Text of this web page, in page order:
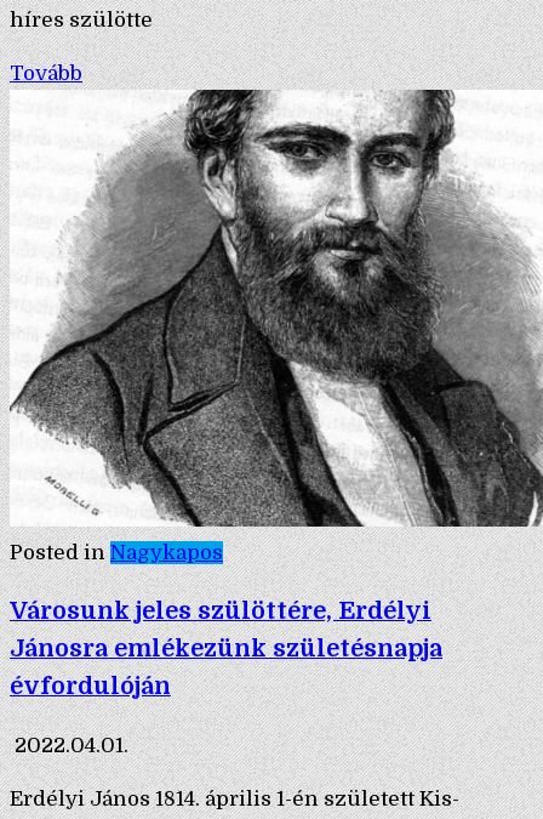
híres szülötte
Tovább
Posted inNagykapos
Városunk jeles szülöttére, Erdélyi
Jánosra emlékezünk születésnapja
évfordulóján
2022.04.01.
Erdélyi János 1814. április 1-én született Kis-